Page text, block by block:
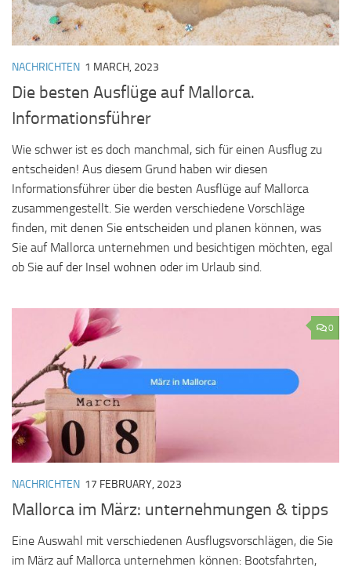
NACHRICHTEN 1 MARCH, 2023
Die besten Ausflüge auf Mallorca.
Informationsführer
Wie schwer ist es doch manchmal, sich für einen Ausflug zu
entscheiden! Aus diesem Grund haben wir diesen
Informationsführer über die besten Ausflüge auf Mallorca
zusammengestellt. Sie werden verschiedene Vorschläge
finden, mit denen Sie entscheiden und planen können, was
Sie auf Mallorca unternehmen und besichtigen möchten, egal
ob Sie auf der Insel wohnen oder im Urlaub sind.
0
NACHRICHTEN 17 FEBRUARY, 2023
Mallorca im März: unternehmungen & tipps
Eine Auswahl mit verschiedenen Ausflugsvorschlägen, die Sie
im März auf Mallorca unternehmen können: Bootsfahrten,